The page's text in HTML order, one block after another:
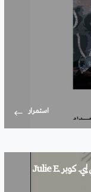
استمرار
قوى علمانية: التواضع في الفكر السياسي الحديث جولي إي. كوبر Julie E.